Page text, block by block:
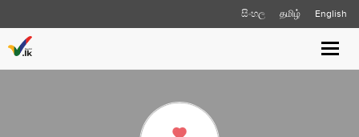
සිංහල தமிழ் English
Toggle